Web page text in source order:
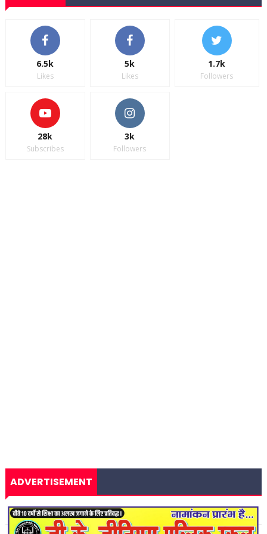
6.5k
Likes
5k
Likes
1.7k
Followers
28k
Subscribes
3k
Followers
ADVERTISEMENT